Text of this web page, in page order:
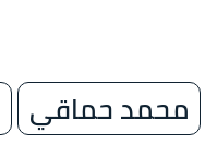
محمد حماقي